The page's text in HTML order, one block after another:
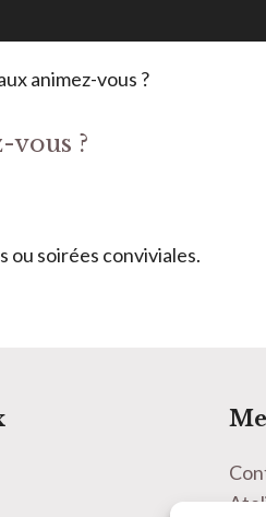
animez-vous ?
vous ?
ou soirées conviviales.